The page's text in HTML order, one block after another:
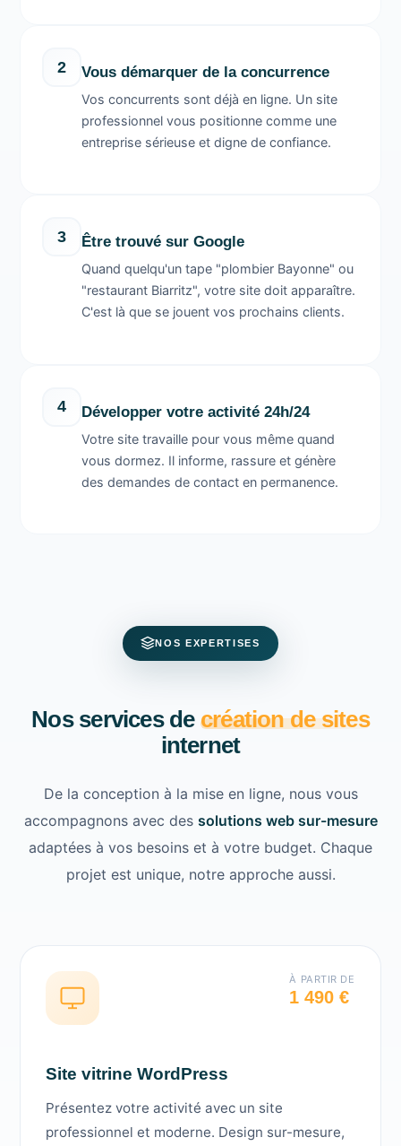
2 Vous démarquer de la concurrence
Vos concurrents sont déjà en ligne. Un site
professionnel vous positionne comme une
entreprise sérieuse et digne de confiance.
3 Être trouvé sur Google
Quand quelqu'un tape "plombier Bayonne" ou
"restaurant Biarritz", votre site doit apparaître.
C'est là que se jouent vos prochains clients.
4 Développer votre activité 24h/24
Votre site travaille pour vous même quand
vous dormez. Il informe, rassure et génère
des demandes de contact en permanence.
NOS EXPERTISES
Nos services de création de sites
internet
De la conception à la mise en ligne, nous vous
accompagnons avec des solutions web sur-mesure
adaptées à vos besoins et à votre budget. Chaque
projet est unique, notre approche aussi.
À PARTIR DE
1 490 €
Site vitrine WordPress
Présentez votre activité avec un site
professionnel et moderne. Design sur-mesure,